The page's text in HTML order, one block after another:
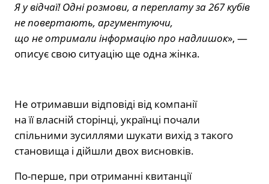
Я у відчаї! Одні розмови, а переплату за 267 кубів
не повертають, аргументуючи,
що не отримали інформацію про надлишок», —
описує свою ситуацію ще одна жінка.
Не отримавши відповіді від компанії
на її власній сторінці, українці почали
спільними зусиллями шукати вихід з такого
становища і дійшли двох висновків.
По-перше, при отриманні квитанції